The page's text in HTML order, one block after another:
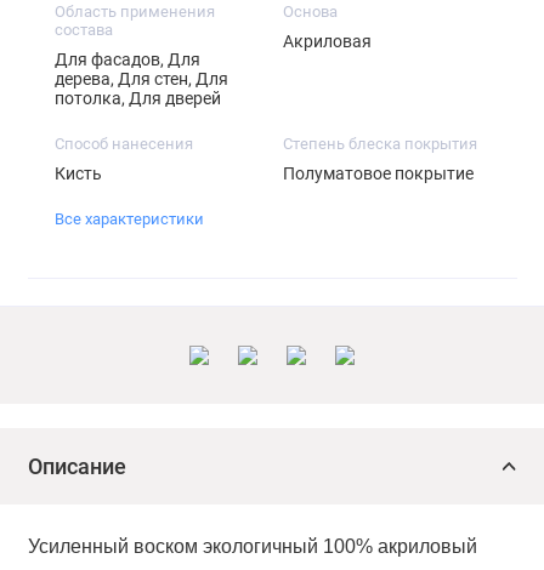
Область применения
состава
Для фасадов, Для
дерева, Для стен, Для
потолка, Для дверей
Основа
Акриловая
Способ нанесения
Кисть
Степень блеска покрытия
Полуматовое покрытие
Все характеристики
Описание
Усиленный воском экологичный 100% акриловый